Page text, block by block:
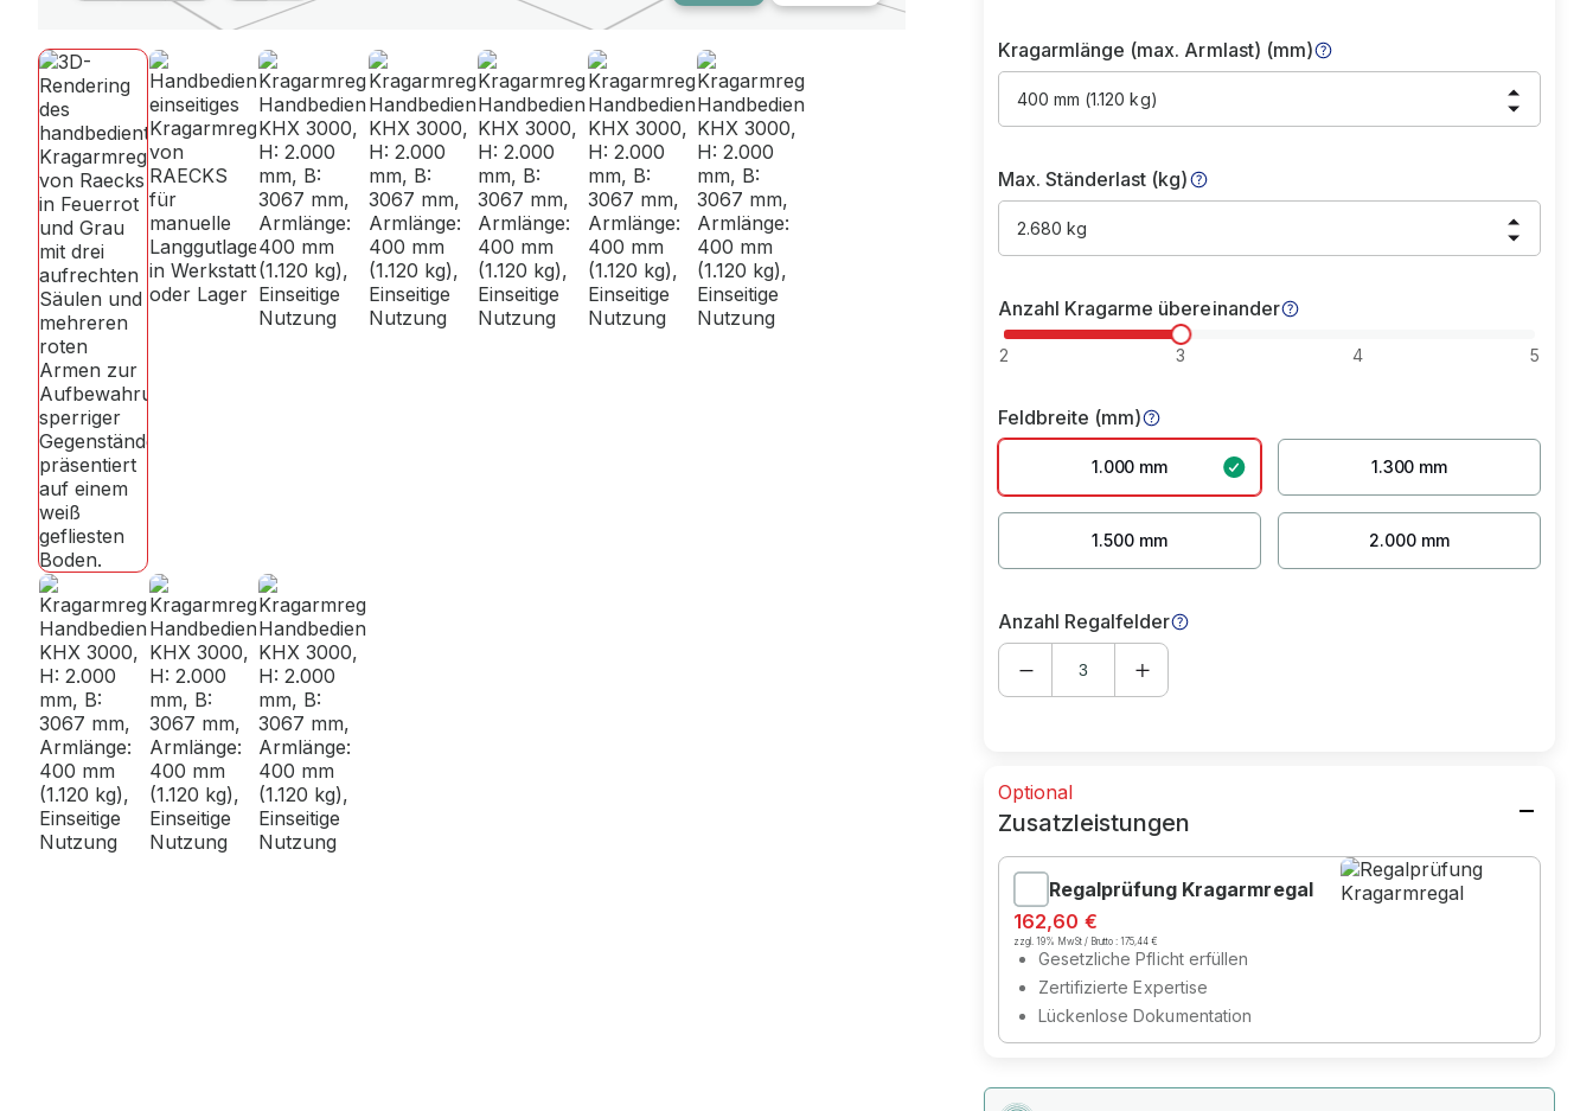
Kragarmlänge (max. Armlast) (mm)
400 mm (1.120 kg)
Max. Ständerlast (kg)
2.680 kg
Anzahl Kragarme übereinander
2 3 4 5
Feldbreite (mm)
1.000 mm 1.300 mm
1.500 mm 2.000 mm
Anzahl Regalfelder
Optional
Zusatzleistungen
Regalprüfung Kragarmregal
162,60 €
zzgl. 19% MwSt / Brutto :175,44 €
Gesetzliche Pflicht erfüllen
Zertifizierte Expertise
Lückenlose Dokumentation